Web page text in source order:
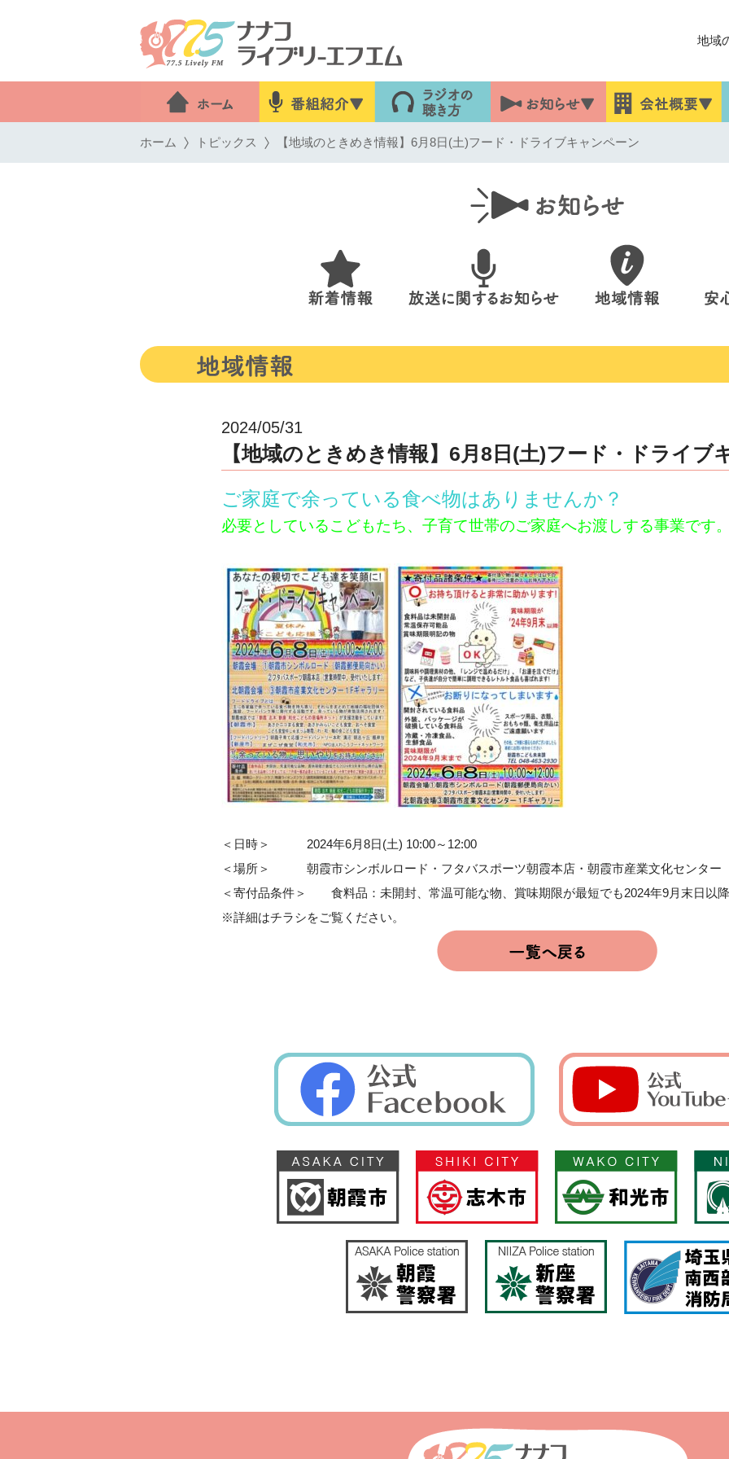
地域
ホーム トピックス 【地域のときめき情報】6月8日(土)フード・ドライブキャンペーン
2024/05/31
【地域のときめき情報】6月8日(土)フード・ドライブ
ご家庭で余っている食べ物はありませんか？
必要としているこどもたち、子育て世帯のご家庭へお渡しする事業です
＜日時＞ 2024年6月8日(土) 10:00～12:00
＜場所＞ 朝霞市シンボルロード・フタバスポーツ朝霞本店・朝霞市産業文化センター
＜寄付品条件＞ 食料品：未開封、常温可能な物、賞味期限が最短でも2024年9月末日
※詳細はチラシをご覧ください。